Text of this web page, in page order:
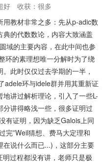
好
收获：很多
教材非常之多：先从p-adic数
的代数数论，内容大致涵盖
域的主要内容，在此中间也参
环的素理想唯一分解时为了绕
此时仅仅过去学期的一半，
adele环与idele群并用其重新证
讲过解析理论，引入了一些L-
讲得略浅一些，很多证明过
有证明，因为缺乏Galois上同
完”Weil猜想、费马大定理和
在说什么而已...)，这部分主要
过程都没有讲，老师只是极